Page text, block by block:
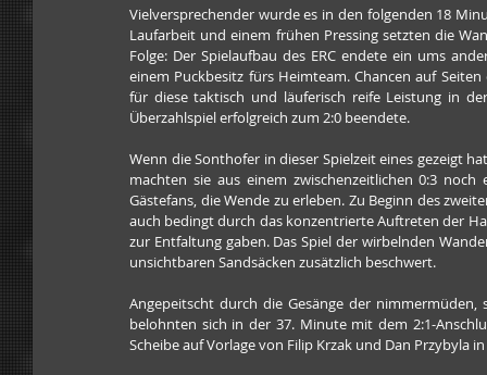
Vielversprechender wurde es in den folgenden 18
Laufarbeit und einem frühen Pressing setzten die
Folge: Der Spielaufbau des ERC endete ein ums
einem Puckbesitz fürs Heimteam. Chancen auf
für diese taktisch und läuferisch reife Leistung in
Überzahlspiel erfolgreich zum 2:0 beendete.
Wenn die Sonthofer in dieser Spielzeit eines gezeigt
machten sie aus einem zwischenzeitlichen 0:3
Gästefans, die Wende zu erleben. Zu Beginn des
auch bedingt durch das konzentrierte Auftreten der
zur Entfaltung gaben. Das Spiel der wirbelnden
unsichtbaren Sandsäcken zusätzlich beschwert.
Angepeitscht durch die Gesänge der nimmermüden,
belohnten sich in der 37. Minute mit dem 2:1-
Scheibe auf Vorlage von Filip Krzak und Dan Przybyla